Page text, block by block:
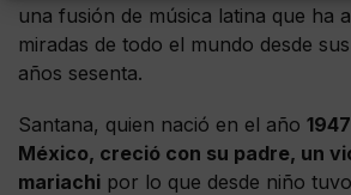
una fusión de música latina que ha
miradas de todo el mundo desde
años sesenta.
Santana, quien nació en el año
México, creció con su padre, un
mariachi por lo que desde niño